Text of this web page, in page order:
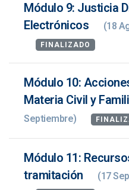
Módulo 9: Justicia
Electrónicos
(18
FINALIZADO
Módulo 10:
Materia Civil y
Septiembre)
Módulo 11:
tramitación
(17